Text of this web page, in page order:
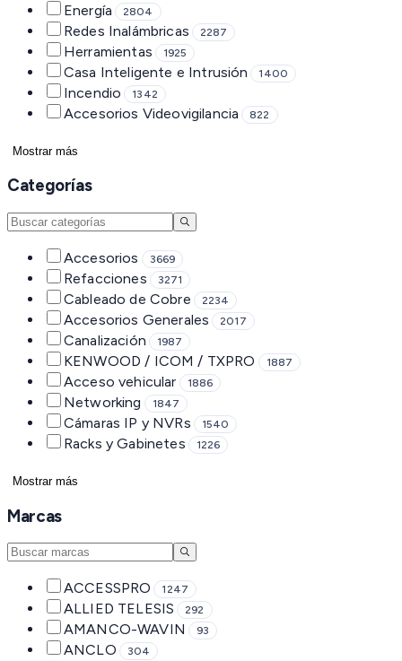
Energía 2804
Redes Inalámbricas 2287
Herramientas 1925
Casa Inteligente e Intrusión 1400
Incendio 1342
Accesorios Videovigilancia 822
Mostrar más
Categorías
Accesorios 3669
Refacciones 3271
Cableado de Cobre 2234
Accesorios Generales 2017
Canalización 1987
KENWOOD / ICOM / TXPRO 1887
Acceso vehicular 1886
Networking 1847
Cámaras IP y NVRs 1540
Racks y Gabinetes 1226
Mostrar más
Marcas
ACCESSPRO 1247
ALLIED TELESIS 292
AMANCO-WAVIN 93
ANCLO 304